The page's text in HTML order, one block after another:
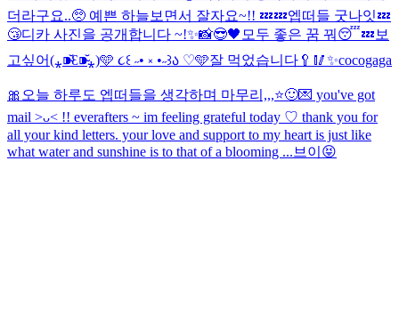
더라구요..🥺 예쁜 하늘보면서 잘자요~!! 💤💤엡떠들 굿나잇💤
😴디카 사진을 공개합니다 ~!✨📸😎🖤 모두 좋은 꿈 꿔😴💤 보
고싶어(⁎⁍̴̆Ɛ⁍̴̆⁎)🩵 ૮꒰ ˶• ༝ •˶꒱ა ♡🩵잘 먹었습니다🥄🥢✨cocogaga
🎀 오늘 하루도 엡떠들을 생각하며 마무리,,,⭐️🙂💌 you've got
mail >ᴗ< !! everafters ~ im feeling grateful today ♡ thank you for
all your kind letters. your love and support to my heart is just like
what water and sunshine is to that of a blooming ... 브이😝